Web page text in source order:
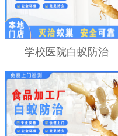
学校医院白蚁防治